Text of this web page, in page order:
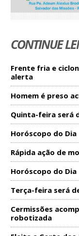
CONTINUE
Frente fria e
alerta
Homem é preso
Quinta-feira será
Horóscopo do Dia
Rápida ação de
Horóscopo do Dia
Terça-feira será
Cermissões
robotizada